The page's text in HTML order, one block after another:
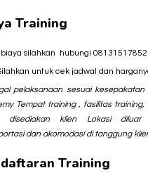
Training
silahkan hubungi
untuk cek jadwal dan
pelaksanaan sesuai
Tempat training , fasilitas
disediakan klien
Lokasi diluar
dan akomodasi di tanggung
Training